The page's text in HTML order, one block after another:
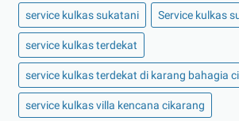
service kulkas sukatani Service kulkas
service kulkas terdekat
service kulkas terdekat di karang bahagia
service kulkas villa kencana cikarang